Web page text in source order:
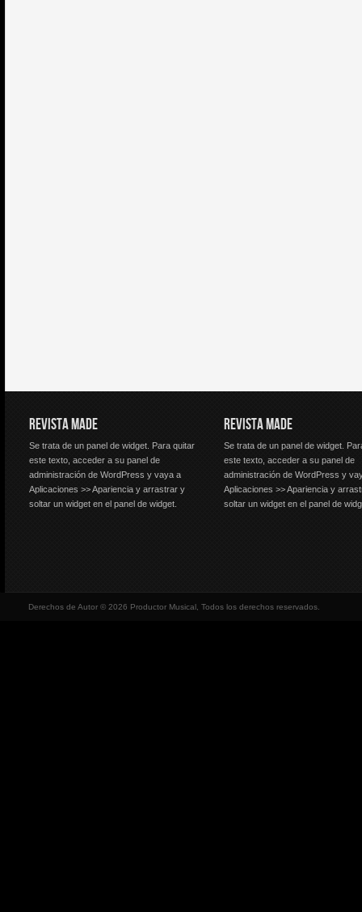
REVISTA MADE
Se trata de un panel de widget. Para quitar
este texto, acceder a su panel de
administración de WordPress y vaya a
Aplicaciones >> Apariencia y arrastrar y
soltar un widget en el panel de widget.
REVISTA MADE
Se trata de un panel de widget.
este texto, acceder a su panel de
administración de WordPress y
Aplicaciones >> Apariencia y
soltar un widget en el panel de
Derechos de Autor © 2026 Productor Musical, Todos los derechos reservados.